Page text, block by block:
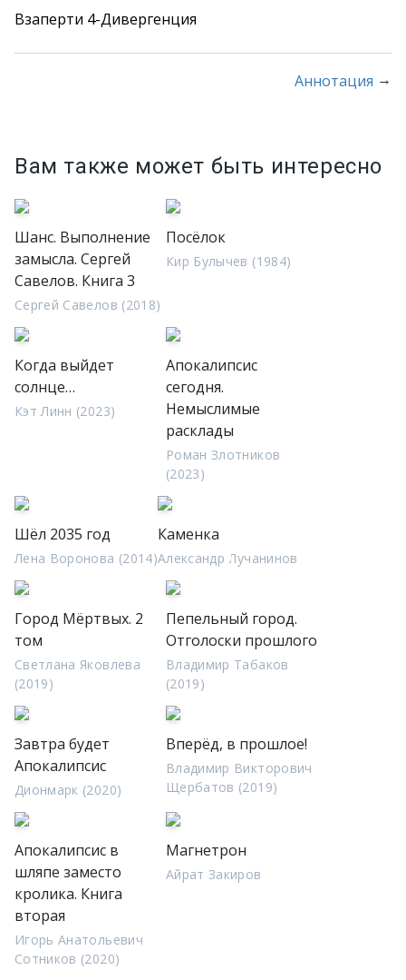
Взаперти 4-Дивергенция
Аннотация →
Вам также может быть интересно
Шанс. Выполнение
замысла. Сергей
Савелов. Книга 3
Сергей Савелов (2018)
Посёлок
Кир Булычев (1984)
Когда выйдет
солнце…
Кэт Линн (2023)
Апокалипсис
сегодня.
Немыслимые
расклады
Роман Злотников
(2023)
Шёл 2035 год
Лена Воронова (2014)
Каменка
Александр Лучанинов
Город Мёртвых. 2
том
Светлана Яковлева
(2019)
Пепельный город.
Отголоски прошлого
Владимир Табаков
(2019)
Завтра будет
Апокалипсис
Дионмарк (2020)
Вперёд, в прошлое!
Владимир Викторович
Щербатов (2019)
Апокалипсис в
шляпе заместо
кролика. Книга
вторая
Игорь Анатольевич
Сотников (2020)
Магнетрон
Айрат Закиров